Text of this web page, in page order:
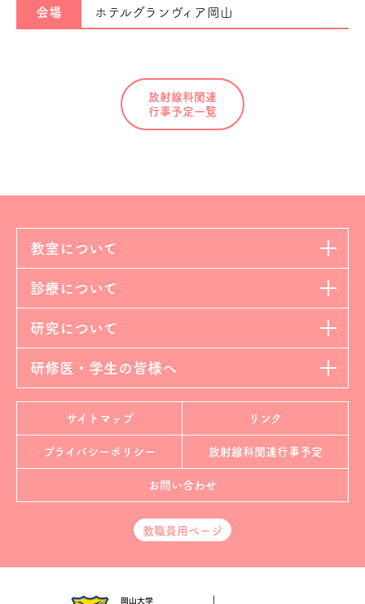
会場 ホテルグランヴィア岡山
放射線科関連
行事予定一覧
教室について
診療について
研究について
研修医・学生の皆様へ
サイトマップ リンク
プライバシーポリシー 放射線科関連行事予定
お問い合わせ
教職員用ページ